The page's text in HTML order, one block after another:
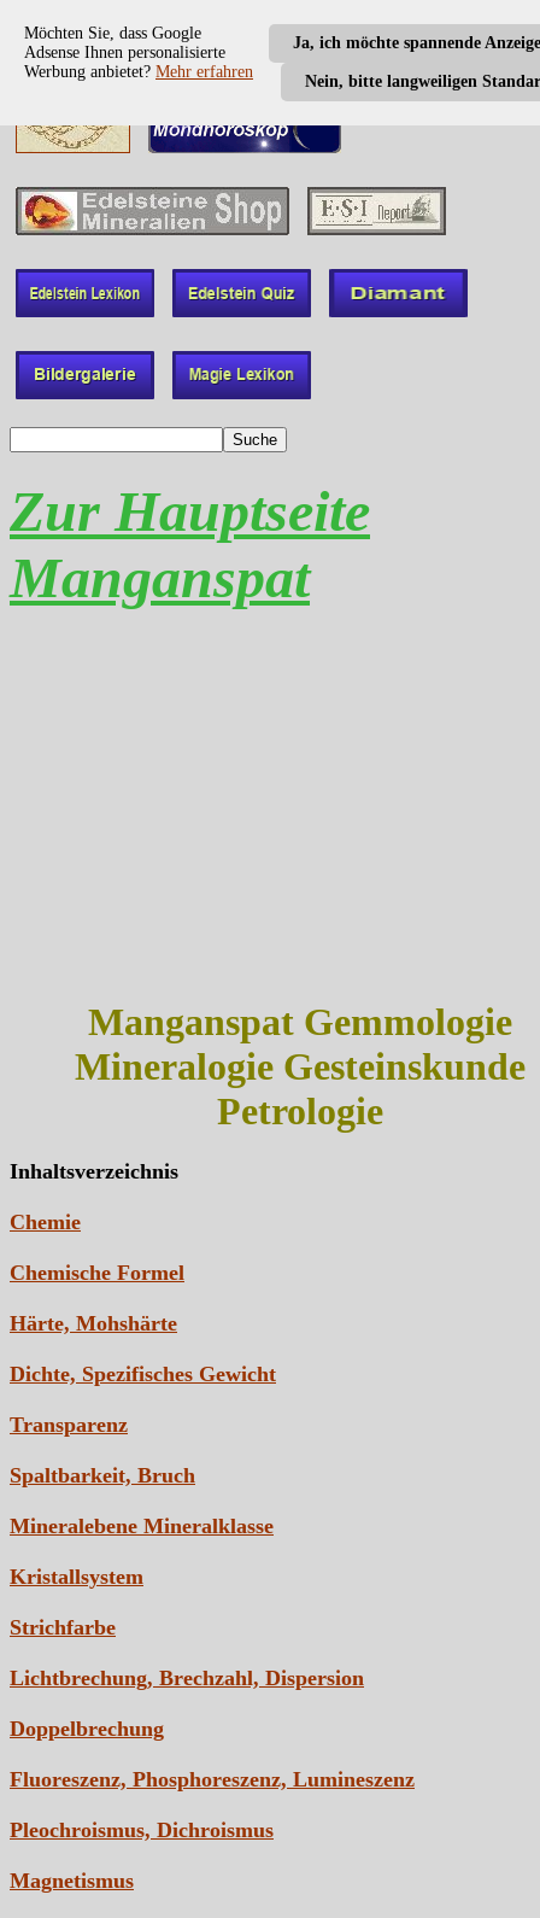
Ja, ich möchte spannende
Nein, bitte langweiligen
Möchten Sie, dass Google
Adsense Ihnen personalisierte
Werbung anbietet? Mehr erfahren
Zur Hauptseite
Manganspat
Manganspat Gemmologie
Mineralogie Gesteinskunde
Petrologie
Inhaltsverzeichnis
Chemie
Chemische Formel
Härte, Mohshärte
Dichte, Spezifisches Gewicht
Transparenz
Spaltbarkeit, Bruch
Mineralebene Mineralklasse
Kristallsystem
Strichfarbe
Lichtbrechung, Brechzahl, Dispersion
Doppelbrechung
Fluoreszenz, Phosphoreszenz, Lumineszenz
Pleochroismus, Dichroismus
Magnetismus